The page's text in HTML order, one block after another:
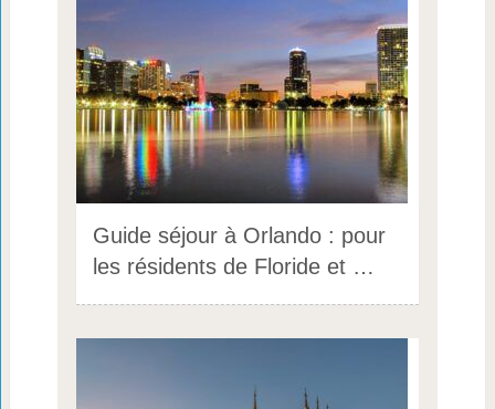
Guide séjour à Orlando : pour
les résidents de Floride et …